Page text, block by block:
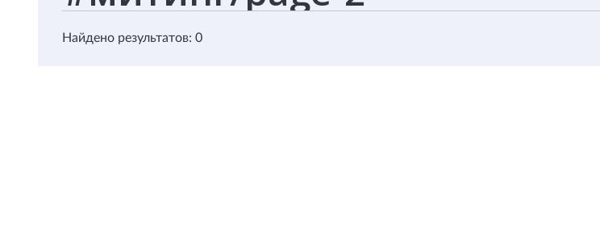
Найдено результатов: 0